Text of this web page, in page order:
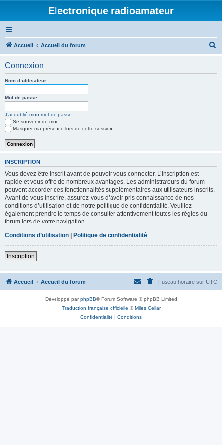
Electronique radioamateur
Accueil Accueil du forum
Connexion
Nom d’utilisateur :
Mot de passe :
J’ai oublié mon mot de passe
Se souvenir de moi
Masquer ma présence lors de cette session
INSCRIPTION
Vous devez être inscrit avant de pouvoir vous connecter. L’inscription est
rapide et vous offre de nombreux avantages. Les administrateurs du forum
peuvent accorder des fonctionnalités supplémentaires aux utilisateurs inscrits.
Avant de vous inscrire, assurez-vous d’avoir pris connaissance de nos
conditions d’utilisation et de notre politique de confidentialité. Veuillez
également prendre le temps de consulter attentivement toutes les règles du
forum lors de votre navigation.
Conditions d’utilisation | Politique de confidentialité
Inscription
Accueil Accueil du forum Fuseau horaire sur UTC
Développé parphpBB® Forum Software © phpBB Limited
Traduction française officielle ©Miles Cellar
Confidentialité | Conditions